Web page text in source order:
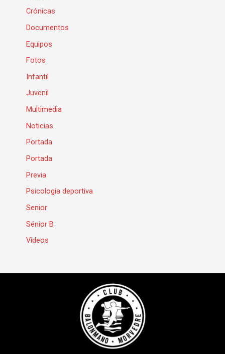
Crónicas
Documentos
Equipos
Fotos
Infantil
Juvenil
Multimedia
Noticias
Portada
Portada
Previa
Psicología deportiva
Senior
Sénior B
Vídeos